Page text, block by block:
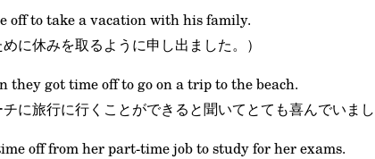
off to take a vacation with his family.
に休みを取るように申し出ました。）
they got time off to go on a trip to the beach.
に旅行に行くことができると聞いてとても喜んでいまし
off from her part-time job to study for her exams.